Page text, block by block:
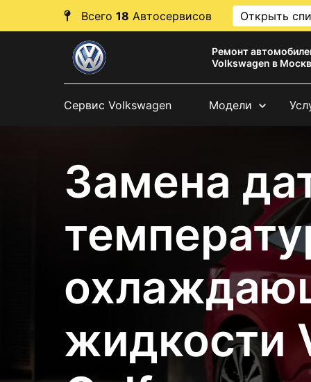
Всего 18 Автосервисов Открыть
Ремонт
Volkswagen в
Сервис Volkswagen Модели
Замена
жидкости